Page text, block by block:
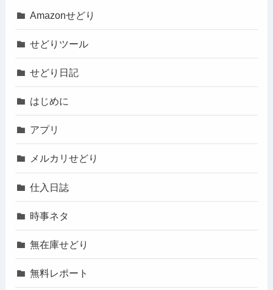
Amazonせどり
せどりツール
せどり日記
はじめに
アプリ
メルカリせどり
仕入日誌
時事ネタ
無在庫せどり
無料レポート